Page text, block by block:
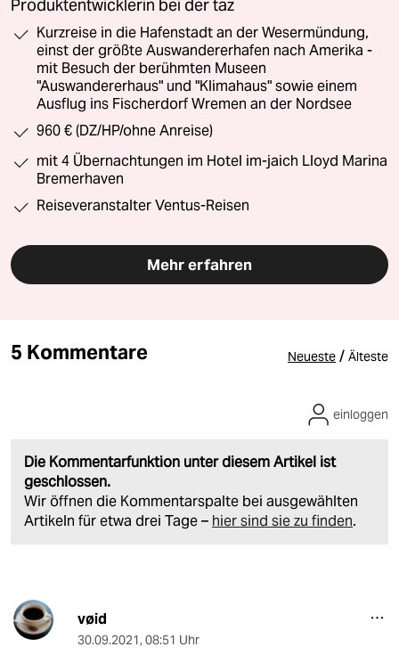
Produktentwicklerin bei der taz
Kurzreise in die Hafenstadt an der Wesermündung,
einst der größte Auswandererhafen nach Amerika -
mit Besuch der berühmten Museen
"Auswandererhaus" und "Klimahaus" sowie einem
Ausflug ins Fischerdorf Wremen an der Nordsee
960 € (DZ/HP/ohne Anreise)
mit 4 Übernachtungen im Hotel im-jaich Lloyd Marina
Bremerhaven
Reiseveranstalter Ventus-Reisen
Mehr erfahren
5 Kommentare Neueste / Älteste
Die Kommentarfunktion unter diesem Artikel ist
geschlossen.
Wir öffnen die Kommentarspalte bei ausgewählten
Artikeln für etwa drei Tage – hier sind sie zu finden.
einloggen
vøid
30.09.2021, 08:51 Uhr